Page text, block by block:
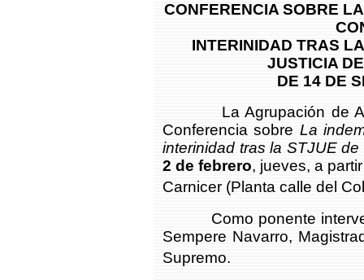
CONFERENCIA SOBRE
INTERINIDAD TRAS
JUSTICIA
DE 14 DE
La Agrupación de
Conferencia sobre La
interinidad tras la STJUE
2 de febrero, jueves, a
Carnicer (Planta calle del
Como ponente
Sempere Navarro,
Supremo.